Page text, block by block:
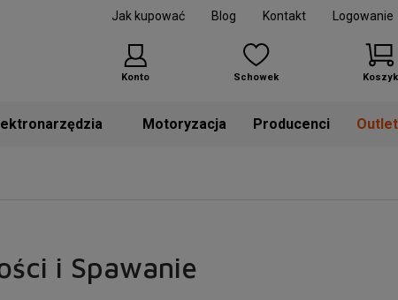
Jak kupować Blog Kontakt Logowanie
Konto Schowek Koszyk
Motoryzacja Producenci Outlet
i Spawanie